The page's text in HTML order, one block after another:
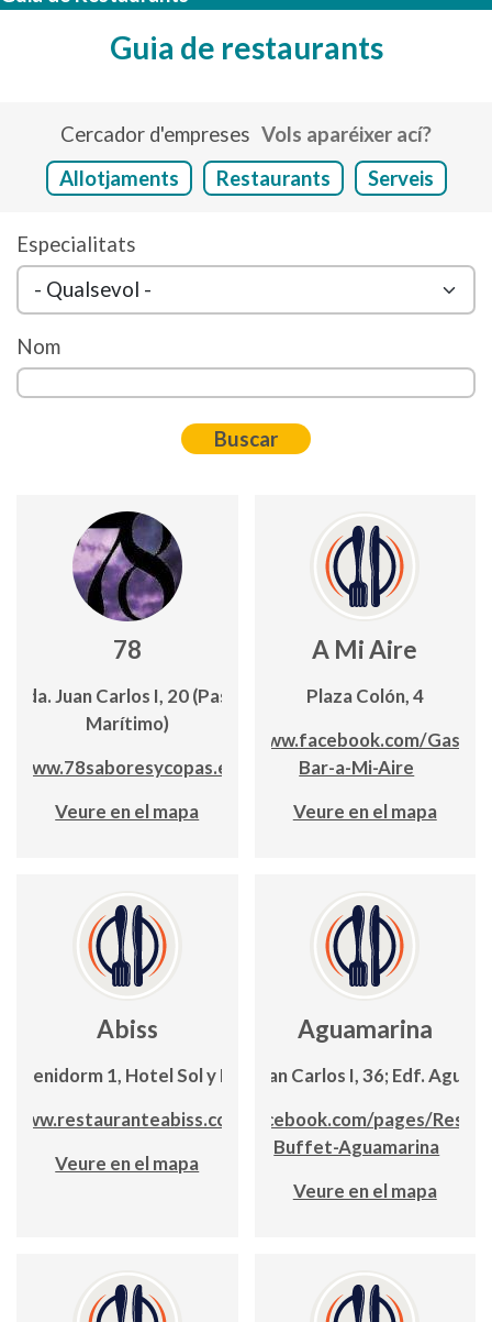
Guia de restaurants
Cercador d'empreses Vols aparéixer ací?
Allotjaments
Restaurants Serveis
Especialitats
Nom
78
Avda. Juan Carlos I, 20 (Paseo
Marítimo)
www.78saboresycopas.es
Veure en el mapa
A Mi Aire
Plaza Colón, 4
www.facebook.com/
Bar-a-Mi-Aire
Veure en el mapa
Abiss
C/Benidorm 1, Hotel Sol y Mar
www.restauranteabiss.com
Veure en el mapa
Aguamarina
Avda. Juan Carlos I, 36; Edf.
www.facebook.com/pages/
Buffet-Aguamarina
Veure en el mapa